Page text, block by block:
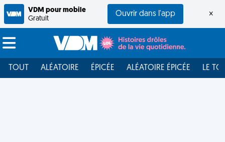
VDM pour mobile
Gratuit
Ouvrir dans l'app ×
TOUT ALÉATOIRE ÉPICÉE ALÉATOIRE ÉPICÉE LE